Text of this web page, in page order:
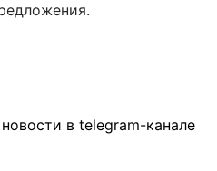
в telegram-канале